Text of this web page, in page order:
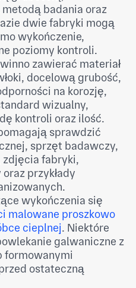
badania oraz
dwie fabryki mogą
wykończenie,
poziomy kontroli.
zawierać materiał
docelową grubość,
na korozję,
wizualny,
kontroli oraz ilość.
sprawdzić
sprzęt badawczy,
zdjęcia fabryki,
przykłady
wykończenia się
malowane proszkowo
cieplnej. Niektóre
galwaniczne z
formowanymi
ostateczną